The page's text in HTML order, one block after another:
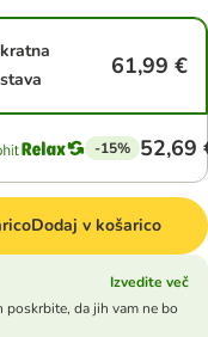
61,99 €
-15% 52,69
Dodaj v košarico
Izvedite več
da jih vam ne bo